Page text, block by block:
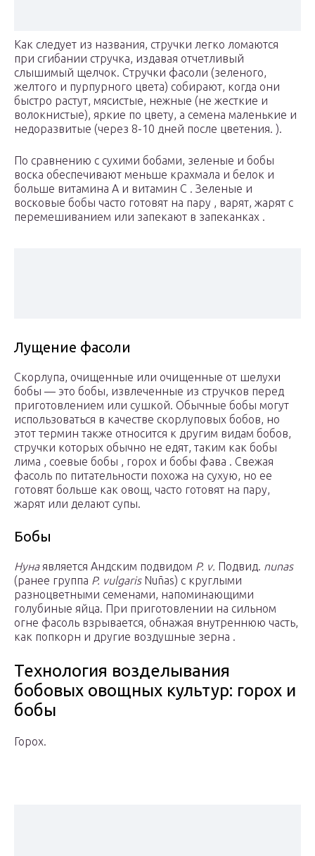
Как следует из названия, стручки легко ломаются
при сгибании стручка, издавая отчетливый
слышимый щелчок. Стручки фасоли (зеленого,
желтого и пурпурного цвета) собирают, когда они
быстро растут, мясистые, нежные (не жесткие и
волокнистые), яркие по цвету, а семена маленькие и
недоразвитые (через 8-10 дней после цветения. ).
По сравнению с сухими бобами, зеленые и бобы
воска обеспечивают меньше крахмала и белок и
больше витамина А и витамин С . Зеленые и
восковые бобы часто готовят на пару , варят, жарят с
перемешиванием или запекают в запеканках .
Лущение фасоли
Скорлупа, очищенные или очищенные от шелухи
бобы — это бобы, извлеченные из стручков перед
приготовлением или сушкой. Обычные бобы могут
использоваться в качестве скорлуповых бобов, но
этот термин также относится к другим видам бобов,
стручки которых обычно не едят, таким как бобы
лима , соевые бобы , горох и бобы фава . Свежая
фасоль по питательности похожа на сухую, но ее
готовят больше как овощ, часто готовят на пару,
жарят или делают супы.
Бобы
Нуна является Андским подвидом P. v. Подвид. nunas
(ранее группа P. vulgaris Nuñas) с круглыми
разноцветными семенами, напоминающими
голубиные яйца. При приготовлении на сильном
огне фасоль взрывается, обнажая внутреннюю часть,
как попкорн и другие воздушные зерна .
Технология возделывания
бобовых овощных культур: горох и
бобы
Горох.